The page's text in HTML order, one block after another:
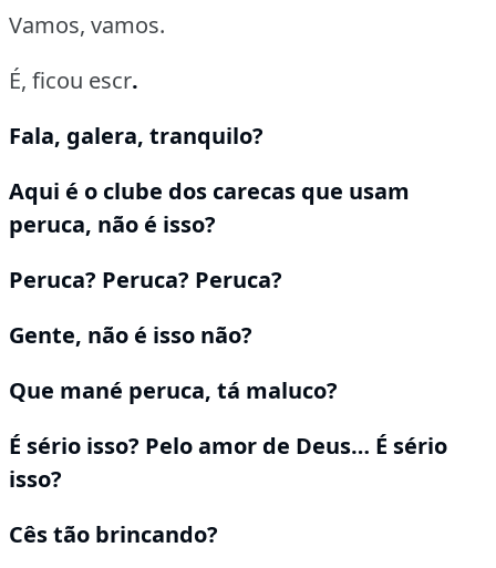
Vamos, vamos.
É, ficou escr.
Fala, galera, tranquilo?
Aqui é o clube dos carecas que usam
peruca, não é isso?
Peruca? Peruca? Peruca?
Gente, não é isso não?
Que mané peruca, tá maluco?
É sério isso? Pelo amor de Deus… É sério
isso?
Cês tão brincando?